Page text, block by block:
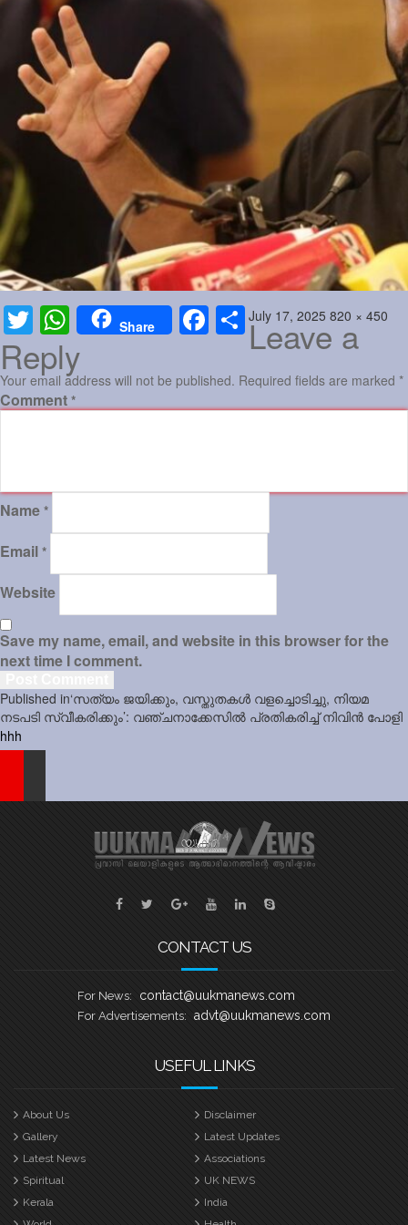
Sports
Jwala
Classifieds
Law
Gallery
Twitter WhatsAppShare FacebookShare
Posted
on
July 17, 2025 Full
size
820 × 450
Leave a
Reply
Your email address will not be published. Required fields are marked *
Comment *
Name *
Email *
Website
Save my name, email, and website in this browser for the
next time I comment.
Post
navigation
Published in‘സത്യം ജയിക്കും, വസ്തുതകൾ വളച്ചൊടിച്ചു, നിയമ
നടപടി സ്വീകരിക്കും’: വഞ്ചനാക്കേസിൽ പ്രതികരിച്ച് നിവിൻ പോളി
hhh
CONTACT US
For News: contact@uukmanews.com
For Advertisements: advt@uukmanews.com
USEFUL LINKS
About Us
Disclaimer
Gallery
Latest Updates
Latest News
Associations
Spiritual
UK NEWS
Kerala
India